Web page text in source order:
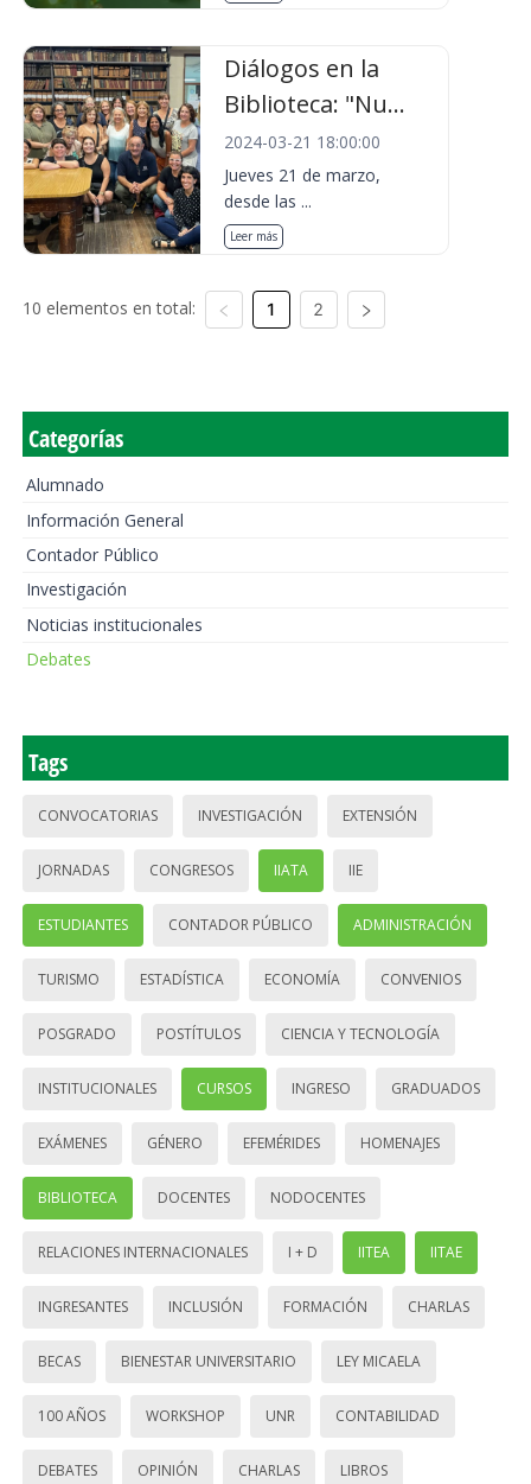
Diálogos en la
Biblioteca: "Nu...
2024-03-21 18:00:00
Jueves 21 de marzo,
desde las ...
Leer más
10 elementos en total: 1 2
Categorías
Alumnado
Información General
Contador Público
Investigación
Noticias institucionales
Debates
Tags
CONVOCATORIAS INVESTIGACIÓN EXTENSIÓN
JORNADAS CONGRESOS IIATA IIE
ESTUDIANTES CONTADOR PÚBLICO ADMINISTRACIÓN
TURISMO ESTADÍSTICA ECONOMÍA CONVENIOS
POSGRADO POSTÍTULOS CIENCIA Y TECNOLOGÍA
INSTITUCIONALES CURSOS INGRESO GRADUADOS
EXÁMENES GÉNERO EFEMÉRIDES HOMENAJES
BIBLIOTECA DOCENTES NODOCENTES
RELACIONES INTERNACIONALES I + D IITEA IITAE
INGRESANTES INCLUSIÓN FORMACIÓN CHARLAS
BECAS BIENESTAR UNIVERSITARIO LEY MICAELA
100 AÑOS WORKSHOP UNR CONTABILIDAD
DEBATES OPINIÓN CHARLAS LIBROS